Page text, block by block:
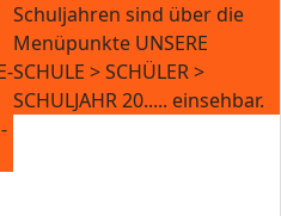
Schuljahren sind über die
Menüpunkte UNSERE
SCHULE > SCHÜLER >
SCHULJAHR 20..... einsehbar.